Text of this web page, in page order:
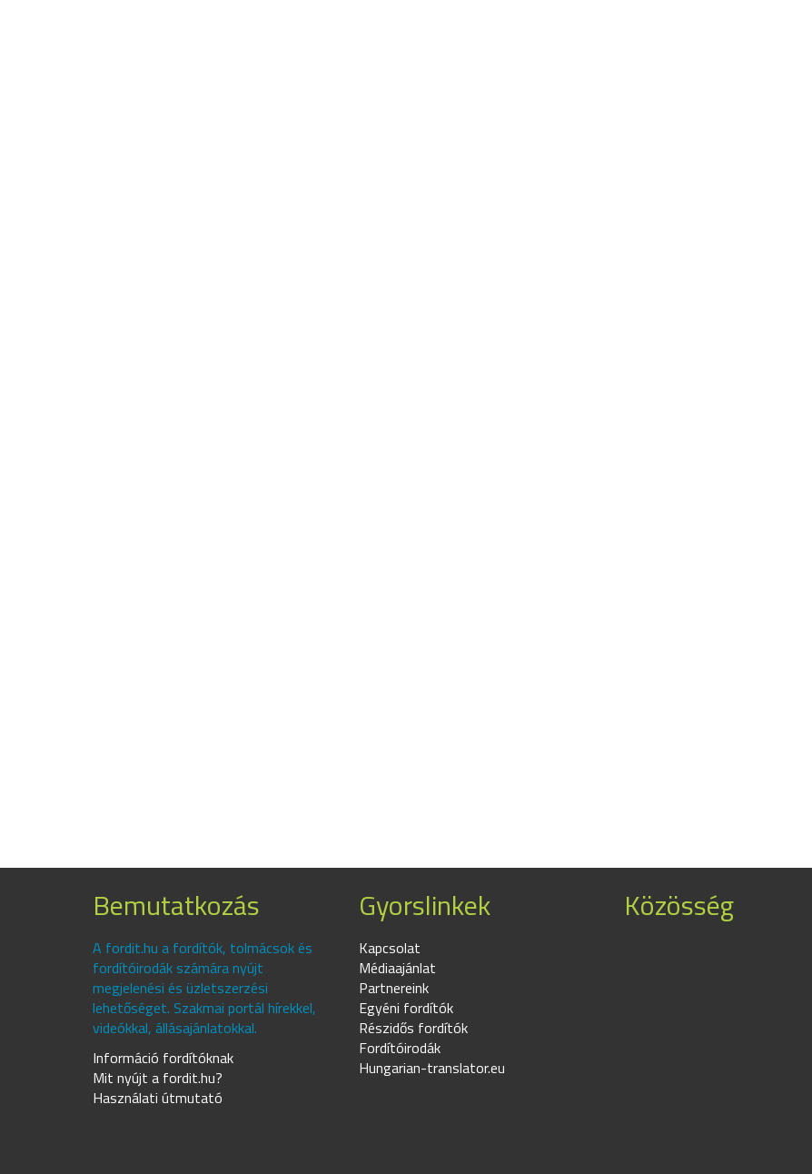
Bemutatkozás
A fordit.hu a fordítók, tolmácsok és
fordítóirodák számára nyújt
megjelenési és üzletszerzési
lehetőséget. Szakmai portál hírekkel,
videókkal, állásajánlatokkal.
Információ fordítóknak
Mit nyújt a fordit.hu?
Használati útmutató
Gyorslinkek
Kapcsolat
Médiaajánlat
Partnereink
Egyéni fordítók
Részidős fordítók
Fordítóirodák
Hungarian-translator.eu
Közösség